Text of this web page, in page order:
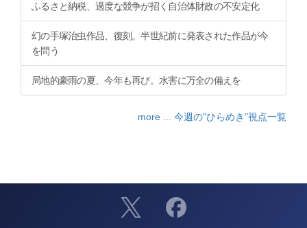
ふるさと納税、過度な競争が招く自治体財政の不安定化
幻の手塚治虫作品、復刻。半世紀前に発表された作品が今
を問う
局地的豪雨の夏、今年も再び。水害に万全の備えを
more ... 今週の"ひらめき"視点一覧